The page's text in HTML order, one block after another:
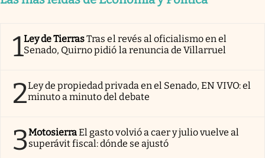
1Ley de TierrasTras el revés al oficialismo en el
Senado, Quirno pidió la renuncia de Villarruel
2Ley de propiedad privada en el Senado, EN VIVO: el
minuto a minuto del debate
3MotosierraEl gasto volvió a caer y julio vuelve al
superávit fiscal: dónde se ajustó